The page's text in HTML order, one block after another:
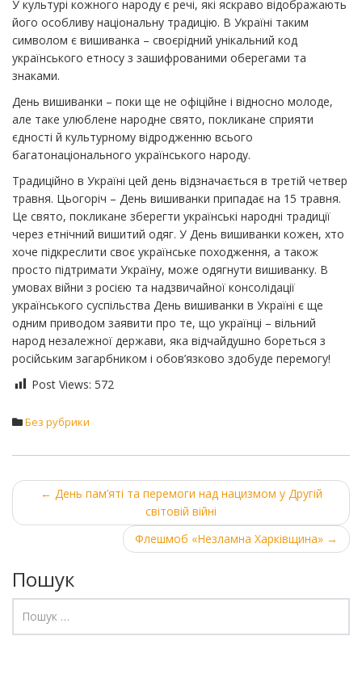
У культурі кожного народу є речі, які яскраво відображають
його особливу національну традицію. В Україні таким
символом є вишиванка – своєрідний унікальний код
українського етносу з зашифрованими оберегами та
знаками.
День вишиванки – поки ще не офіційне і відносно молоде,
але таке улюблене народне свято, покликане сприяти
єдності й культурному відродженню всього
багатонаціонального українського народу.
Традиційно в Україні цей день відзначається в третій четвер
травня. Цьогоріч – День вишиванки припадає на 15 травня.
Це свято, покликане зберегти українські народні традиції
через етнічний вишитий одяг. У День вишиванки кожен, хто
хоче підкреслити своє українське походження, а також
просто підтримати Україну, може одягнути вишиванку. В
умовах війни з росією та надзвичайної консолідації
українського суспільства День вишиванки в Україні є ще
одним приводом заявити про те, що українці – вільний
народ незалежної держави, яка відчайдушно бореться з
російським загарбником і обов’язково здобуде перемогу!
Post Views: 572
Без рубрики
Post
navigation
← День пам’яті та перемоги над нацизмом у Другій
світовій війні
Флешмоб «Незламна Харківщина» →
Пошук